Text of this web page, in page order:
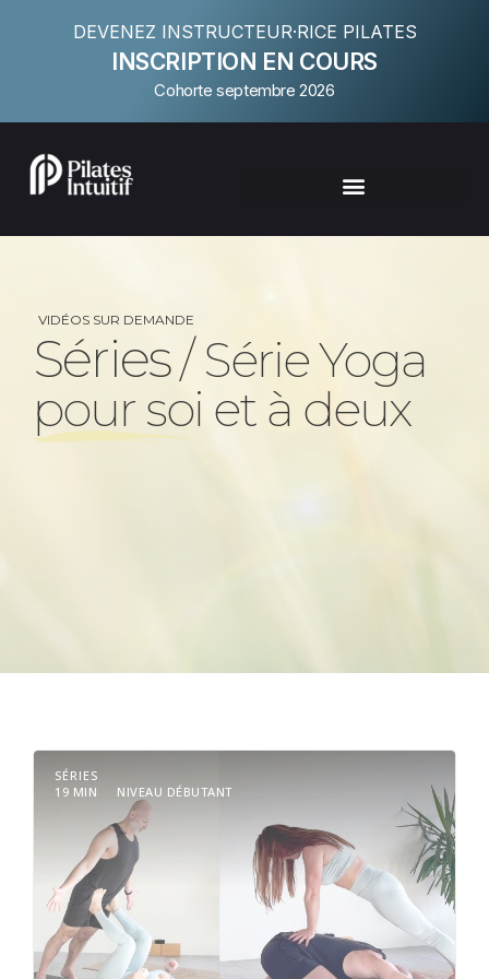
DEVENEZ INSTRUCTEUR·RICE PILATES
INSCRIPTION EN COURS
Cohorte septembre 2026
VIDÉOS SUR DEMANDE
Séries/ Série Yoga
pour soi et à deux
SÉRIES
19 MIN
NIVEAU DÉBUTANT